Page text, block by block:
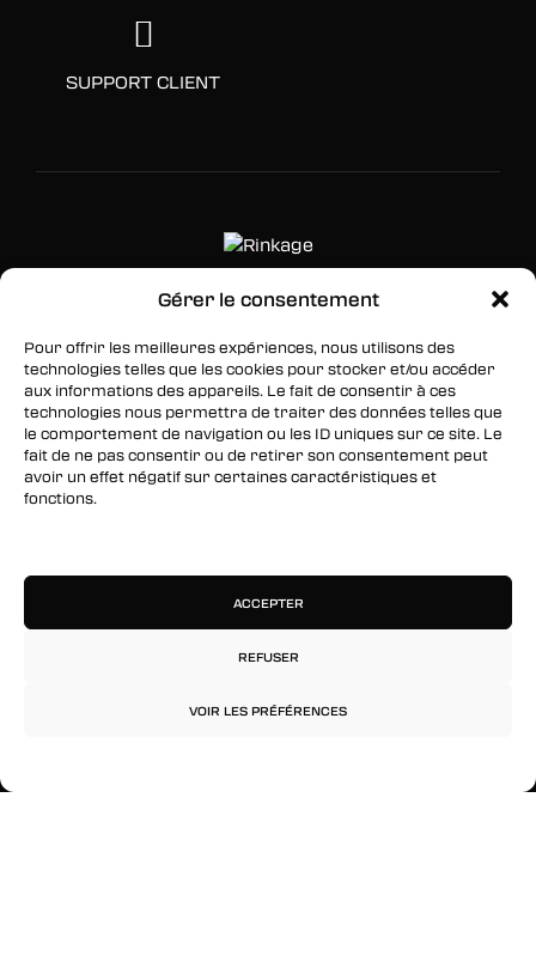
Gérer le consentement
Pour offrir les meilleures expériences, nous utilisons des
technologies telles que les cookies pour stocker et/ou accéder
aux informations des appareils. Le fait de consentir à ces
technologies nous permettra de traiter des données telles que
le comportement de navigation ou les ID uniques sur ce site. Le
fait de ne pas consentir ou de retirer son consentement peut
avoir un effet négatif sur certaines caractéristiques et
fonctions.
ACCEPTER
REFUSER
VOIR LES PRÉFÉRENCES
SUPPORT CLIENT
Facebook
Twitter
Instagram
Inscrivez-vous à notre newsletter pour être les
premiers à être informés des nouveaux
arrivages, des ventes, du contenu exclusif, des
événements et plus encore !